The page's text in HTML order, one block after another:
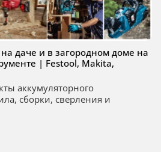
даче и в загородном доме на
| Festool, Makita,
аккумуляторного
сборки, сверления и